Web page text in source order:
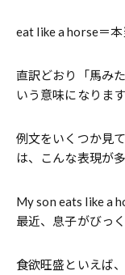
eat like a horse＝
直訳どおり「馬み
いう意味になります
例文をいくつか見
は、こんな表現が
My son eats like a
最近、息子がびっ
食欲旺盛といえば